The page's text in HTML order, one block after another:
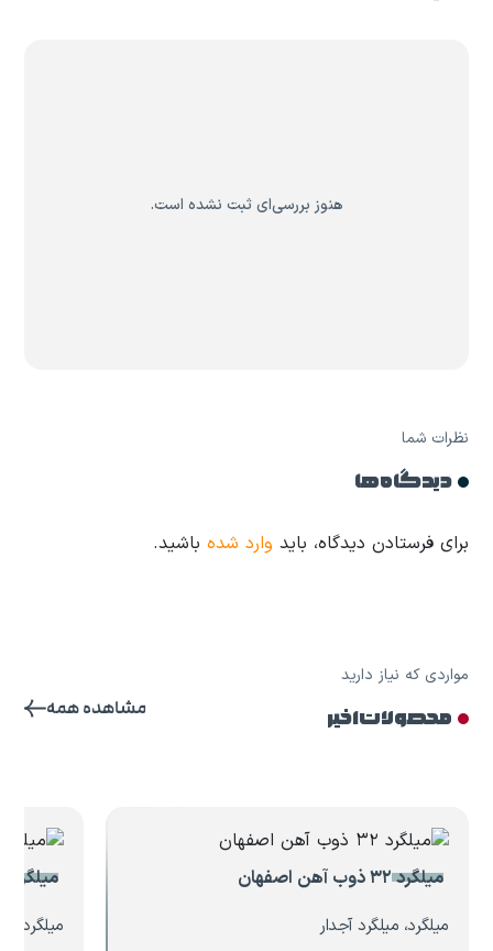
هنوز بررسی‌ای ثبت نشده است.
نظرات شما
دیدگاه ها
برای فرستادن دیدگاه، باید وارد شده باشید.
مواردی که نیاز دارید
محصولات اخیر مشاهده همه
میلگرد ۳۲ ذوب آهن اصفهان
میلگرد، میلگرد آجدار
میلگرد ساده ۳۴ تا
میلگرد،